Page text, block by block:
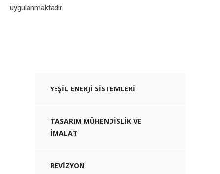
uygulanmaktadır.
YEŞIL ENERJI SISTEMLERI
TASARIM MÜHENDISLIK VE
İMALAT
REVIZYON